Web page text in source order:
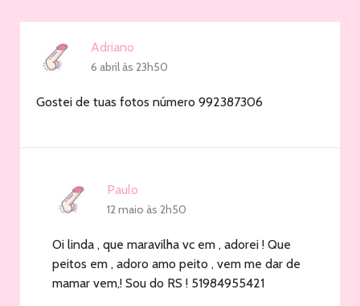
Adriano
6 abril às 23h50
Gostei de tuas fotos número 992387306
Paulo
12 maio às 2h50
Oi linda , que maravilha vc em , adorei ! Que
peitos em , adoro amo peito , vem me dar de
mamar vem,! Sou do RS ! 51984955421